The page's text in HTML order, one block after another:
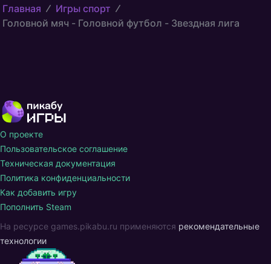
Главная
Игры спорт
Головной мяч - Головной футбол - Звездная лига
О проекте
Пользовательское соглашение
Техническая документация
Политика конфиденциальности
Как добавить игру
Пополнить Steam
На ресурсе games.pikabu.ru применяются рекомендательные
технологии